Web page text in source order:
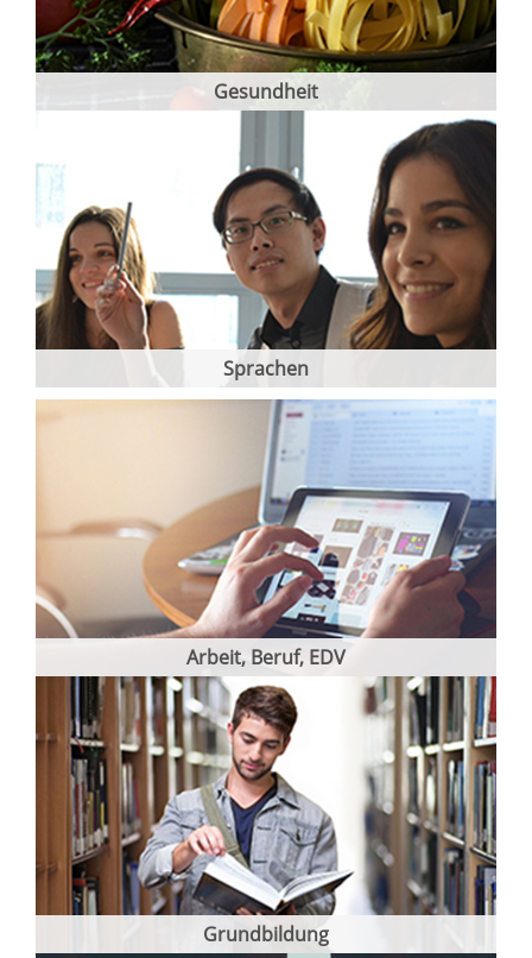
Gesundheit
Sprachen
Arbeit, Beruf, EDV
Grundbildung